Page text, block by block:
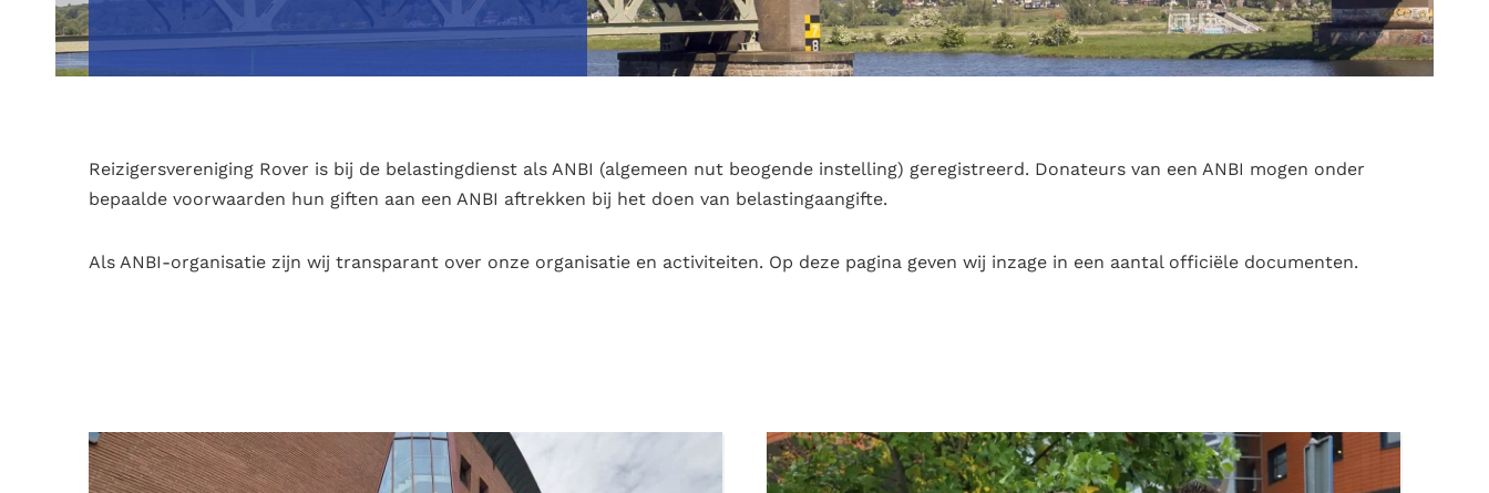
Reizigersvereniging Rover is bij de belastingdienst als ANBI (algemeen nut beogende instelling) geregistreerd. Donateurs van een ANBI mogen onder
bepaalde voorwaarden hun giften aan een ANBI aftrekken bij het doen van belastingaangifte.
Als ANBI-organisatie zijn wij transparant over onze organisatie en activiteiten. Op deze pagina geven wij inzage in een aantal officiële documenten.